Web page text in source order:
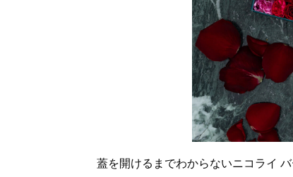
蓋を開けるまでわからないニコライ